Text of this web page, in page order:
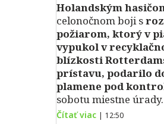
Holandským
celonočnom boji s
požiarom, ktorý v
vypukol v
blízkosti
prístavu, podarilo
plamene pod
sobotu miestne úrady.
Čítať viac | 12:50